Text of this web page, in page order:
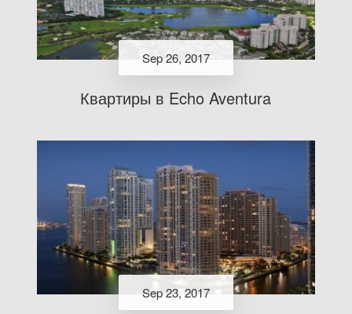
Sep 26, 2017
Квартиры в Echo Aventura
Sep 23, 2017